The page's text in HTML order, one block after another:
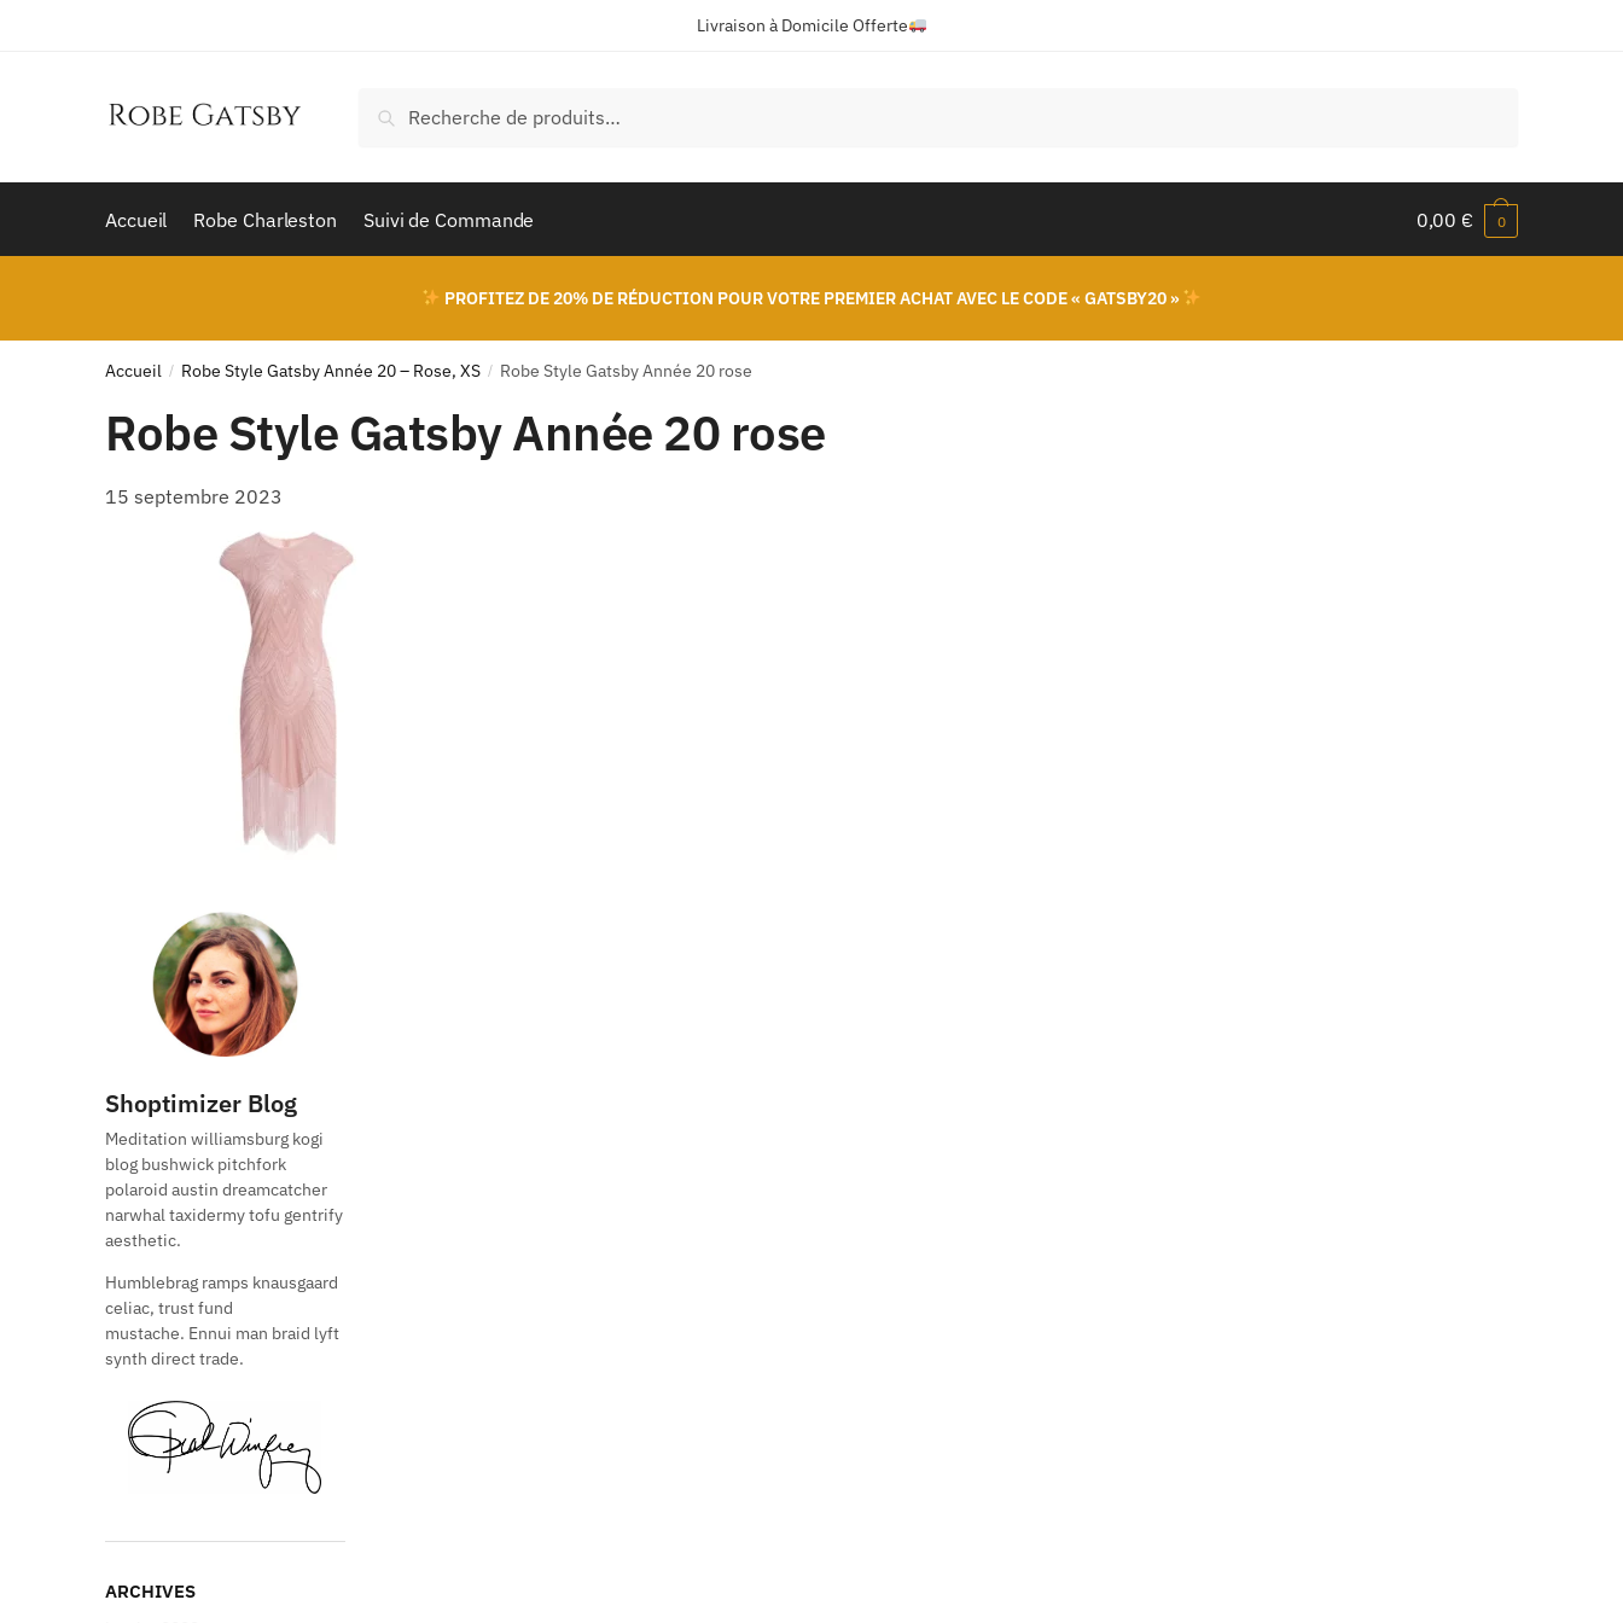
Livraison à Domicile Offerte
pour :
Recherche
Accueil Robe Charleston Suivi de Commande 0,00 € 0
PROFITEZ DE 20% DE RÉDUCTION POUR VOTRE PREMIER ACHAT AVEC LE CODE « GATSBY20 »
Accueil / Robe Style Gatsby Année 20 – Rose, XS / Robe Style Gatsby Année 20 rose
Robe Style Gatsby Année 20 rose
15 septembre 2023
Shoptimizer Blog
Meditation williamsburg kogi
blog bushwick pitchfork
polaroid austin dreamcatcher
narwhal taxidermy tofu gentrify
aesthetic.
Humblebrag ramps knausgaard
celiac, trust fund
mustache. Ennui man braid lyft
synth direct trade.
ARCHIVES